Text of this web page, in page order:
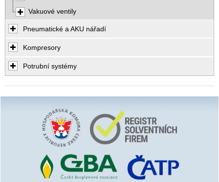
Vakuové ventily
Pneumatické a AKU nářadí
Kompresory
Potrubní systémy